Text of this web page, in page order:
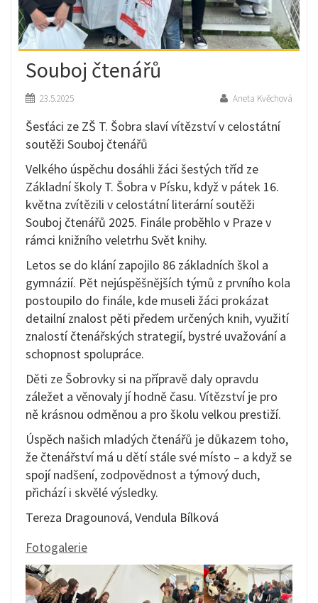
Souboj čtenářů
Aneta Kvěchová
23.5.2025
Šesťáci ze ZŠ T. Šobra slaví vítězství v celostátní
soutěži Souboj čtenářů
Velkého úspěchu dosáhli žáci šestých tříd ze
Základní školy T. Šobra v Písku, když v pátek 16.
května zvítězili v celostátní literární soutěži
Souboj čtenářů 2025. Finále proběhlo v Praze v
rámci knižního veletrhu Svět knihy.
Letos se do klání zapojilo 86 základních škol a
gymnázií. Pět nejúspěšnějších týmů z prvního kola
postoupilo do finále, kde museli žáci prokázat
detailní znalost pěti předem určených knih, využití
znalostí čtenářských strategií, bystré uvažování a
schopnost spolupráce.
Děti ze Šobrovky si na přípravě daly opravdu
záležet a věnovaly jí hodně času. Vítězství je pro
ně krásnou odměnou a pro školu velkou prestiží.
Úspěch našich mladých čtenářů je důkazem toho,
že čtenářství má u dětí stále své místo – a když se
spojí nadšení, zodpovědnost a týmový duch,
přichází i skvělé výsledky.
Tereza Dragounová, Vendula Bílková
Fotogalerie